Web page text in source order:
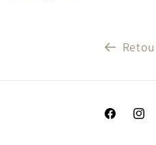
Facebook